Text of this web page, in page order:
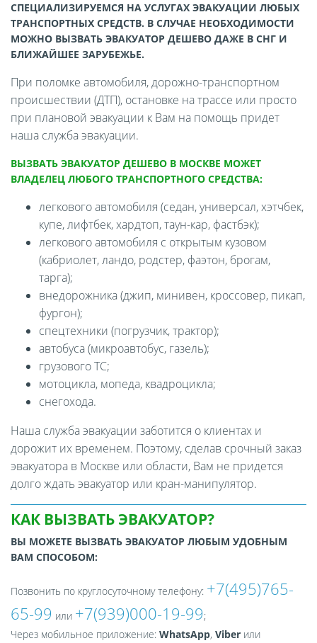
СПЕЦИАЛИЗИРУЕМСЯ НА УСЛУГАХ ЭВАКУАЦИИ ЛЮБЫХ
ТРАНСПОРТНЫХ СРЕДСТВ. В СЛУЧАЕ НЕОБХОДИМОСТИ
МОЖНО ВЫЗВАТЬ ЭВАКУАТОР ДЕШЕВО ДАЖЕ В СНГ И
БЛИЖАЙШЕЕ ЗАРУБЕЖЬЕ.
При поломке автомобиля, дорожно-транспортном
происшествии (ДТП), остановке на трассе или просто
при плановой эвакуации к Вам на помощь придет
наша служба эвакуации.
ВЫЗВАТЬ ЭВАКУАТОР ДЕШЕВО В МОСКВЕ МОЖЕТ
ВЛАДЕЛЕЦ ЛЮБОГО ТРАНСПОРТНОГО СРЕДСТВА:
легкового автомобиля (седан, универсал, хэтчбек,
купе, лифтбек, хардтоп, таун-кар, фастбэк);
легкового автомобиля с открытым кузовом
(кабриолет, ландо, родстер, фаэтон, брогам,
тарга);
внедорожника (джип, минивен, кроссовер, пикап,
фургон);
спецтехники (погрузчик, трактор);
автобуса (микроавтобус, газель);
грузового ТС;
мотоцикла, мопеда, квадроцикла;
снегохода.
Наша служба эвакуации заботится о клиентах и
дорожит их временем. Поэтому, сделав срочный заказ
эвакуатора в Москве или области, Вам не придется
долго ждать эвакуатор или кран-манипулятор.
КАК ВЫЗВАТЬ ЭВАКУАТОР?
ВЫ МОЖЕТЕ ВЫЗВАТЬ ЭВАКУАТОР ЛЮБЫМ УДОБНЫМ
ВАМ СПОСОБОМ:
Позвонить по круглосуточному телефону: +7(495)765-
65-99 или +7(939)000-19-99;
Через мобильное приложение: WhatsApp, Viber или